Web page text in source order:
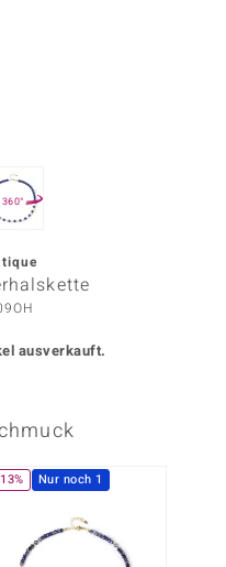
360°
ausverkauft.
Nur noch 1